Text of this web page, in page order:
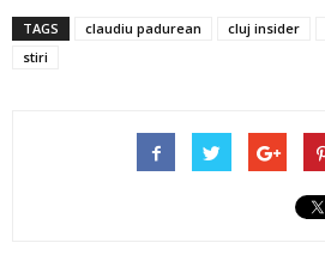
TAGS claudiu padurean cluj insider
stiri